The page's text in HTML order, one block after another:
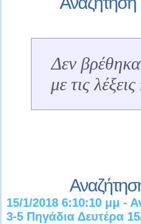
Δεν
με τις
15/1/2018 6:10:10 μμ -
3-5 Πηγάδια Δευτέρα